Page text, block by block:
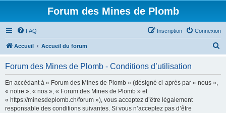
Forum des Mines de Plomb
FAQ Connexion
Inscription
Accueil Accueil du forum
Forum des Mines de Plomb - Conditions d’utilisation
En accédant à « Forum des Mines de Plomb » (désigné ci-après par « nous »,
« notre », « nos », « Forum des Mines de Plomb » et
« https://minesdeplomb.ch/forum »), vous acceptez d’être légalement
responsable des conditions suivantes. Si vous n’acceptez pas d’être